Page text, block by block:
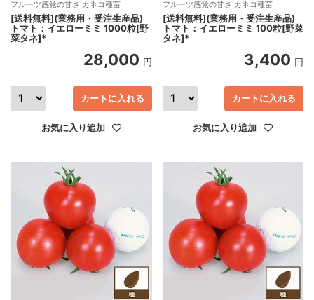
フルーツ感覚の甘さ カネコ種苗
[送料無料](業務用・受注生産品)
トマト：イエローミミ 1000粒[野
菜タネ]*
28,000 円
カートに入れる
お気に入り追加
フルーツ感覚の甘さ カネコ種苗
[送料無料](業務用・受注生産品)
トマト：イエローミミ 100粒[野菜
タネ]*
3,400 円
カートに入れる
お気に入り追加